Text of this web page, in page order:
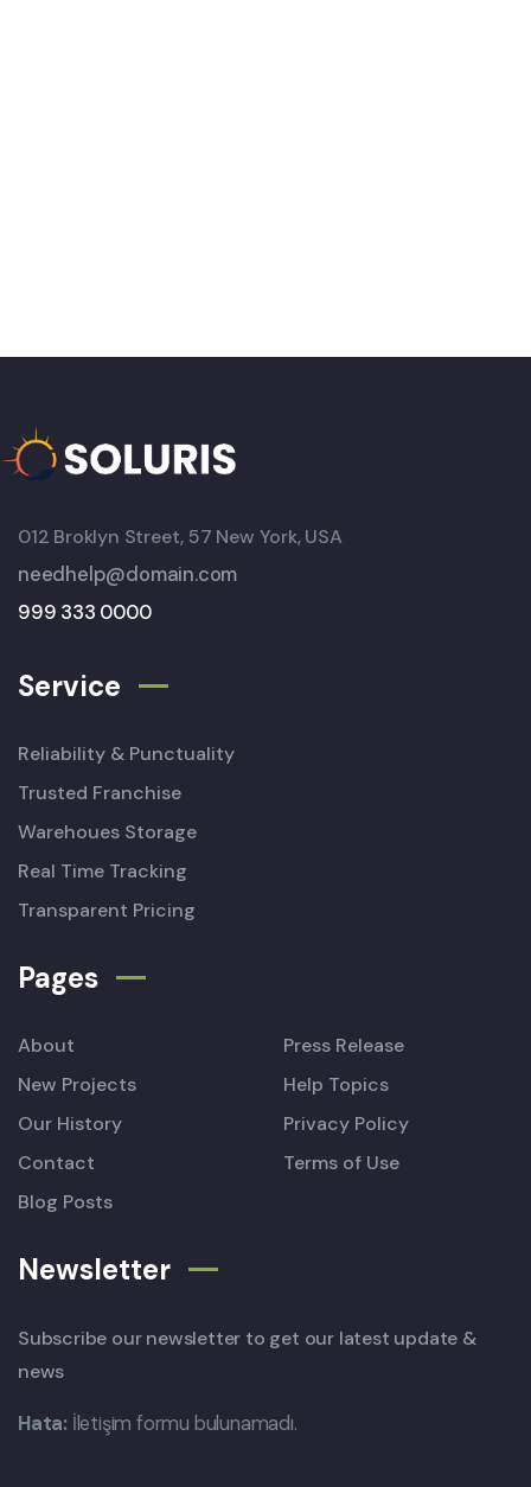
012 Broklyn Street, 57 New York, USA
needhelp@domain.com
999 333 0000
Service
Reliability & Punctuality
Trusted Franchise
Warehoues Storage
Real Time Tracking
Transparent Pricing
Pages
About
New Projects
Our History
Contact
Blog Posts
Press Release
Help Topics
Privacy Policy
Terms of Use
Newsletter
Subscribe our newsletter to get our latest update &
news
Hata: İletişim formu bulunamadı.